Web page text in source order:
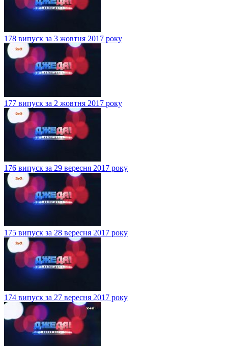
178 випуск за 3 жовтня 2017 року
177 випуск за 2 жовтня 2017 року
176 випуск за 29 вересня 2017 року
175 випуск за 28 вересня 2017 року
174 випуск за 27 вересня 2017 року